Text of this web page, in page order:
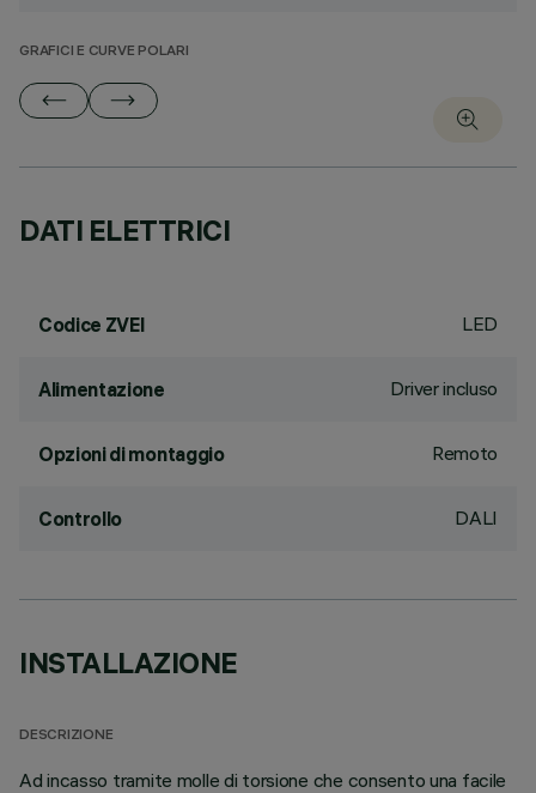
GRAFICI E CURVE POLARI
DATI ELETTRICI
Codice ZVEI LED
Alimentazione Driver incluso
Opzioni di montaggio Remoto
Controllo DALI
INSTALLAZIONE
DESCRIZIONE
Ad incasso tramite molle di torsione che consento una facile